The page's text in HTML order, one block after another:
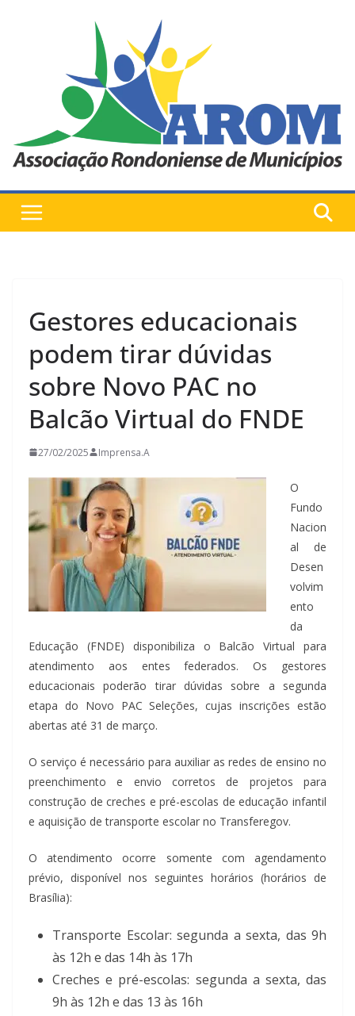
Gestores educacionais
podem tirar dúvidas
sobre Novo PAC no
Balcão Virtual do FNDE
27/02/2025 Imprensa.A
O
Fundo
Nacion
al de
Desen
volvim
ento
da
Educação (FNDE) disponibiliza o Balcão Virtual para
atendimento aos entes federados. Os gestores
educacionais poderão tirar dúvidas sobre a segunda
etapa do Novo PAC Seleções, cujas inscrições estão
abertas até 31 de março.
O serviço é necessário para auxiliar as redes de ensino no
preenchimento e envio corretos de projetos para
construção de creches e pré-escolas de educação infantil
e aquisição de transporte escolar no Transferegov.
O atendimento ocorre somente com agendamento
prévio, disponível nos seguintes horários (horários de
Brasília):
Transporte Escolar: segunda a sexta, das 9h
às 12h e das 14h às 17h
Creches e pré-escolas: segunda a sexta, das
9h às 12h e das 13 às 16h